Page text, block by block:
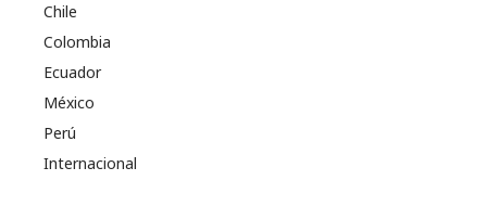
Chile
Colombia
Ecuador
México
Perú
Internacional